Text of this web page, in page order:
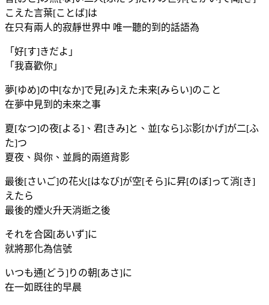
こえた言葉[ことば]は
在只有兩人的寂靜世界中 唯一聽的到的話語為
「好[す]きだよ」
「我喜歡你」
夢[ゆめ]の中[なか]で見[み]えた未来[みらい]のこと
在夢中見到的未來之事
夏[なつ]の夜[よる]、君[きみ]と、並[なら]ぶ影[かげ]が二[ふ
た]つ
夏夜、與你、並肩的兩道背影
最後[さいご]の花火[はなび]が空[そら]に昇[のぼ]って消[き]
えたら
最後的煙火升天消逝之後
それを合図[あいず]に
就將那化為信號
いつも通[どう]りの朝[あさ]に
在一如既往的早晨